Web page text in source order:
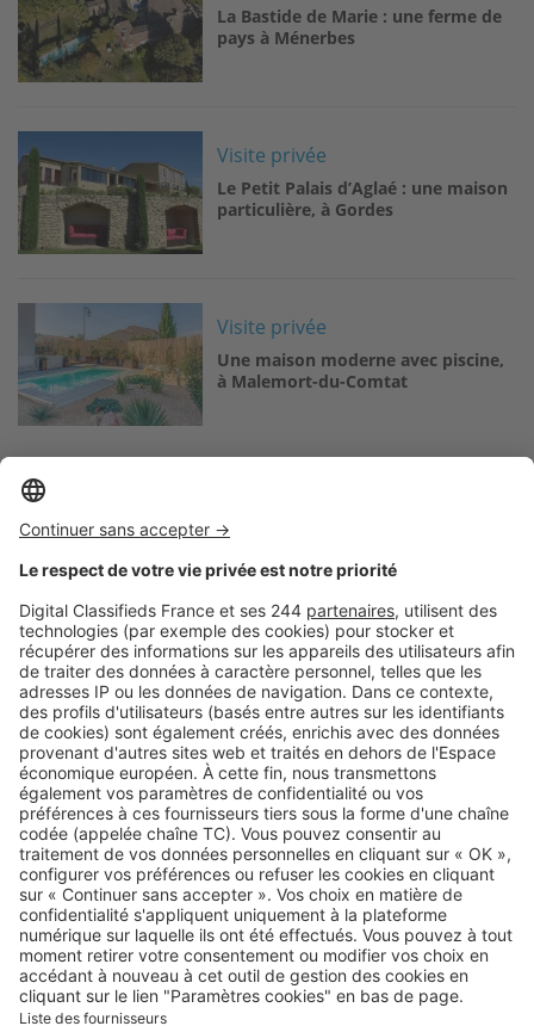
La Bastide de Marie : une ferme de
pays à Ménerbes
Image
Visite privée
Le Petit Palais d’Aglaé : une maison
particulière, à Gordes
Image
Visite privée
Une maison moderne avec piscine,
à Malemort-du-Comtat
Logic-Immo c’est aussi …
Retrouvez-nous sur …
A propos
Qui sommes-nous ?
Contacter le service client
Nous rejoindre
Presse